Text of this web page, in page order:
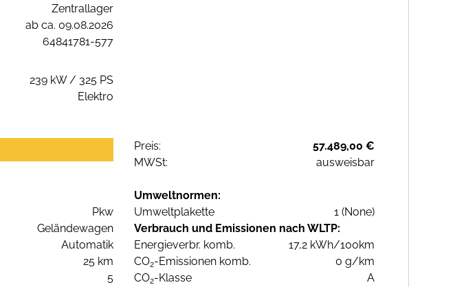
Zentrallager
ab ca. 09.08.2026
64841781-577
239 kW / 325 PS
Elektro
Preis:
57.489,00 €
MWSt:
ausweisbar
Pkw
Geländewagen
Automatik
25 km
5
Umweltnormen:
Umweltplakette
1 (None)
Verbrauch und Emissionen nach WLTP:
Energieverbr. komb.
17,2 kWh/100km
CO2-Emissionen komb.
0 g/km
CO2-Klasse A